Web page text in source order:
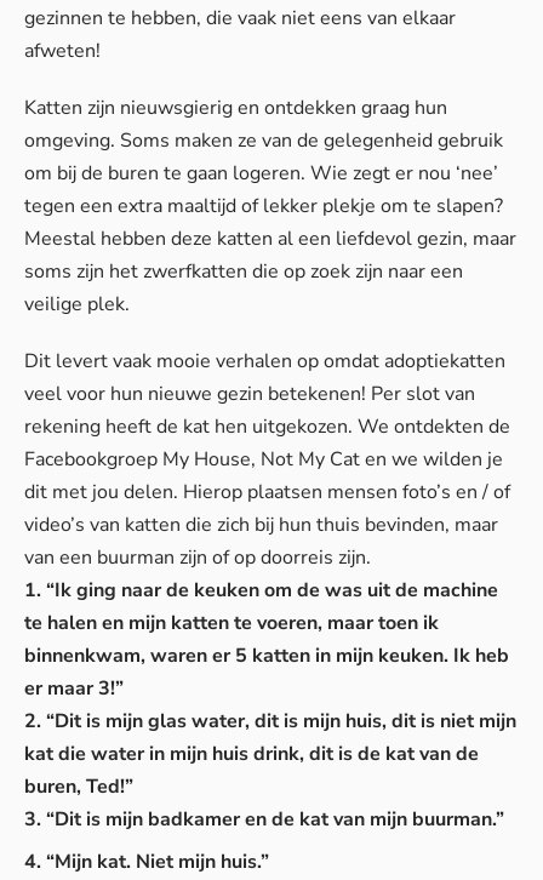
gezinnen te hebben, die vaak niet eens van elkaar
afweten!
Katten zijn nieuwsgierig en ontdekken graag hun
omgeving. Soms maken ze van de gelegenheid gebruik
om bij de buren te gaan logeren. Wie zegt er nou ‘nee’
tegen een extra maaltijd of lekker plekje om te slapen?
Meestal hebben deze katten al een liefdevol gezin, maar
soms zijn het zwerfkatten die op zoek zijn naar een
veilige plek.
Dit levert vaak mooie verhalen op omdat adoptiekatten
veel voor hun nieuwe gezin betekenen! Per slot van
rekening heeft de kat hen uitgekozen. We ontdekten de
Facebookgroep My House, Not My Caten we wilden je
dit met jou delen. Hierop plaatsen mensen foto’s en / of
video’s van katten die zich bij hun thuis bevinden, maar
van een buurman zijn of op doorreis zijn.
1. “Ik ging naar de keuken om de was uit de machine
te halen en mijn katten te voeren, maar toen ik
binnenkwam, waren er 5 katten in mijn keuken. Ik heb
er maar 3!”
2. “Dit is mijn glas water, dit is mijn huis, dit is niet mijn
kat die water in mijn huis drink, dit is de kat van de
buren, Ted!”
3. “Dit is mijn badkamer en de kat van mijn buurman.”
4. “Mijn kat. Niet mijn huis.”